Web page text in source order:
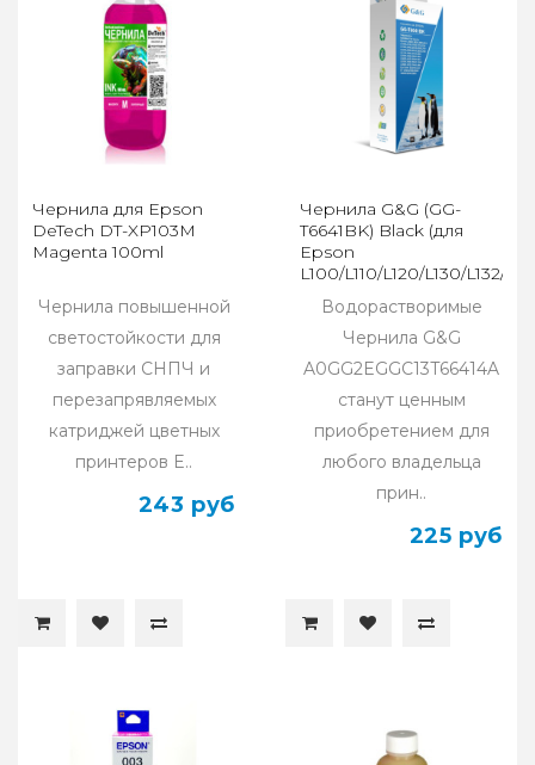
Чернила для Epson
DeTech DT-XP103M
Magenta 100ml
Чернила повышенной
светостойкости для
заправки СНПЧ и
перезапрявляемых
катриджей цветных
принтеров E..
243 руб
Чернила G&G (GG-
T6641BK) Black (для
Epson
L100/L110/L120/L130/L132/
100мл
Водорастворимые
Чернила G&G
A0GG2EGGC13T66414A
станут ценным
приобретением для
любого владельца
прин..
225 руб